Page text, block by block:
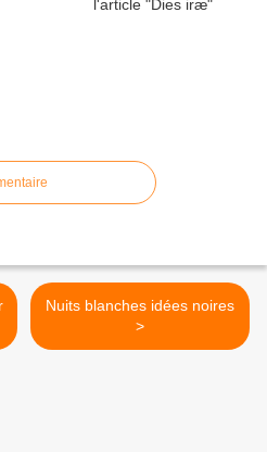
Nuits blanches idées noires
>